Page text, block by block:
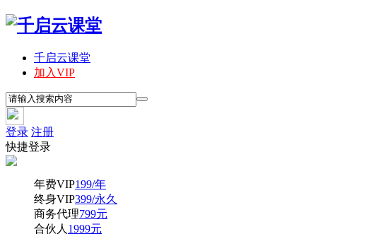
千启云课堂
加入VIP
登录 注册
快捷登录
年费VIP199/年
终身VIP399/永久
商务代理799元
合伙人 1999元